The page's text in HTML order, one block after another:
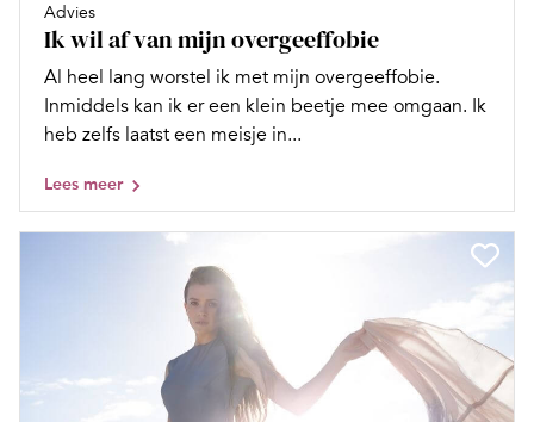
Advies
Ik wil af van mijn overgeeffobie
Al heel lang worstel ik met mijn overgeeffobie.
Inmiddels kan ik er een klein beetje mee omgaan. Ik
heb zelfs laatst een meisje in...
Lees meer